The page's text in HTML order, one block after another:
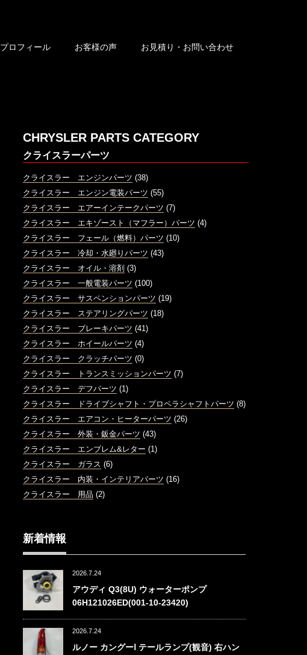
プロフィール お客様の声 お見積り・お問い合わせ
CHRYSLER PARTS CATEGORY
クライスラーパーツ
クライスラー エンジンパーツ (38)
クライスラー エンジン電装パーツ (55)
クライスラー エアーインテークパーツ (7)
クライスラー エキゾースト（マフラー）パーツ (4)
クライスラー フェール（燃料）パーツ (10)
クライスラー 冷却・水廻りパーツ (43)
クライスラー オイル・溶剤 (3)
クライスラー 一般電装パーツ (100)
クライスラー サスペンションパーツ (19)
クライスラー ステアリングパーツ (18)
クライスラー ブレーキパーツ (41)
クライスラー ホイールパーツ (4)
クライスラー クラッチパーツ (0)
クライスラー トランスミッションパーツ (7)
クライスラー デフパーツ (1)
クライスラー ドライブシャフト・プロペラシャフトパーツ (8)
クライスラー エアコン・ヒーターパーツ (26)
クライスラー 外装・鈑金パーツ (43)
クライスラー エンブレム&レター (1)
クライスラー ガラス (6)
クライスラー 内装・インテリアパーツ (16)
クライスラー 用品 (2)
新着情報
2026.7.24
アウディ Q3(8U) ウォーターポンプ
06H121026ED(001-10-23420)
2026.7.24
ルノー カングーⅠ テールランプ(観音) 右ハン